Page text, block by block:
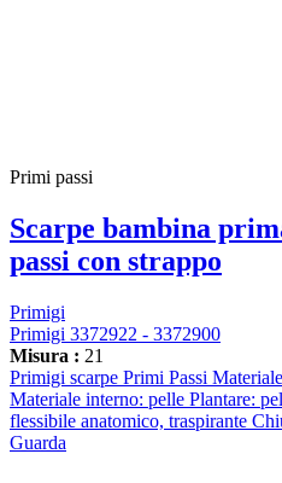
Primi passi
Scarpe bambina
passi con strappo
Primigi
Primigi 3372922 - 3372900
Misura : 21
Primigi scarpe Primi Passi
Materiale interno: pelle Plantare:
flessibile anatomico, traspirante
Guarda